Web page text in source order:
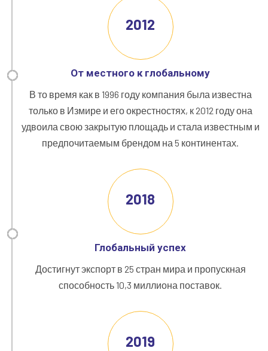
2012
От местного к глобальному
В то время как в 1996 году компания была известна
только в Измире и его окрестностях, к 2012 году она
удвоила свою закрытую площадь и стала известным и
предпочитаемым брендом на 5 континентах.
2018
Глобальный успех
Достигнут экспорт в 25 стран мира и пропускная
способность 10,3 миллиона поставок.
2019